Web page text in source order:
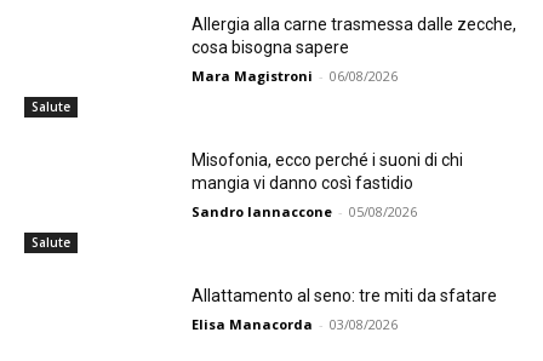
Salute
Allergia alla carne trasmessa dalle zecche,
cosa bisogna sapere
Mara Magistroni - 06/08/2026
Salute
Misofonia, ecco perché i suoni di chi
mangia vi danno così fastidio
Sandro Iannaccone - 05/08/2026
Allattamento al seno: tre miti da sfatare
Elisa Manacorda - 03/08/2026